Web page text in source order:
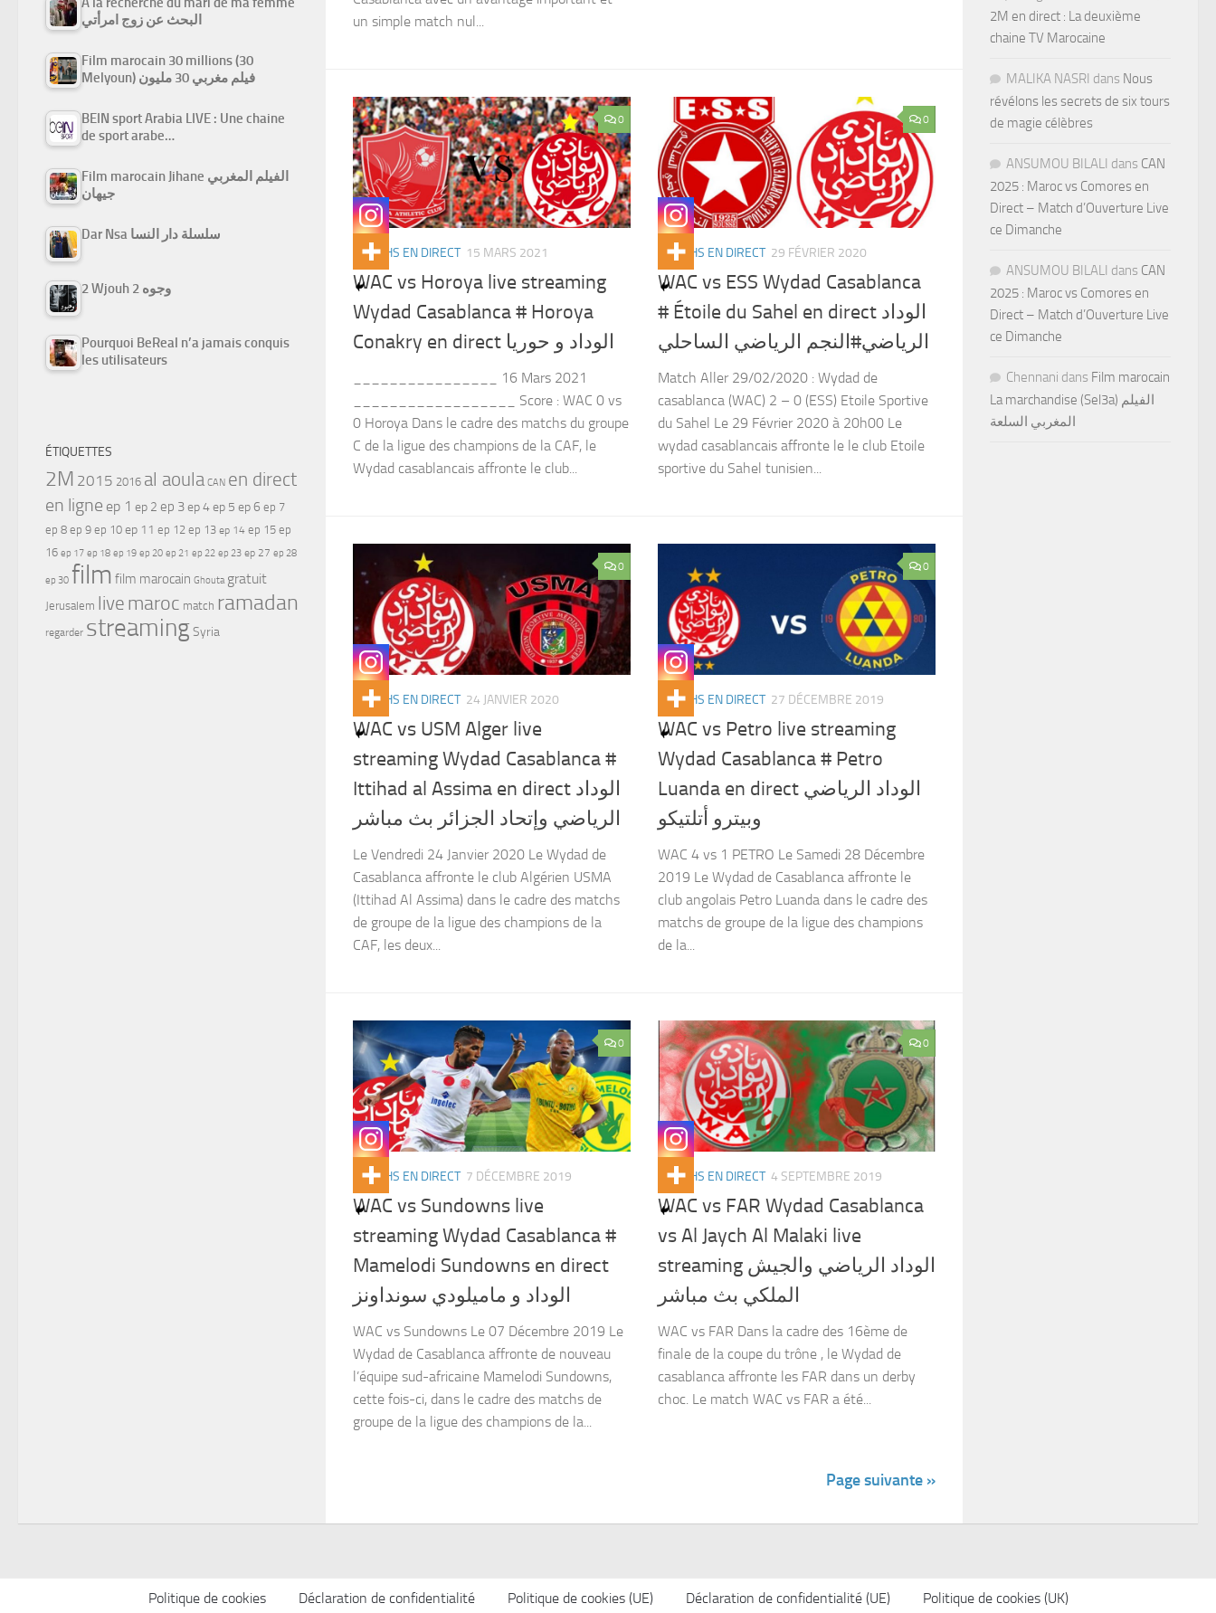
un simple match nul...
0
MATCHS EN DIRECT 15 MARS 2021
WAC vs Horoya live streaming
Wydad Casablanca # Horoya
Conakry en direct الوداد و حوريا
________________ 16 Mars 2021
__________________ Score : WAC 0 vs
0 Horoya Dans le cadre des matchs du groupe
C de la ligue des champions de la CAF, le
Wydad casablancais affronte le club...
0
MATCHS EN DIRECT 29 FÉVRIER 2020
WAC vs ESS Wydad Casablanca
# Étoile du Sahel en direct الوداد
الرياضي#النجم الرياضي الساحلي
Match Aller 29/02/2020 : Wydad de
casablanca (WAC) 2 – 0 (ESS) Etoile Sportive
du Sahel Le 29 Février 2020 à 20h00 Le
wydad casablancais affronte le le club Etoile
sportive du Sahel tunisien...
0
MATCHS EN DIRECT 24 JANVIER 2020
WAC vs USM Alger live
streaming Wydad Casablanca #
Ittihad al Assima en direct الوداد
الرياضي وإتحاد الجزائر بث مباشر
Le Vendredi 24 Janvier 2020 Le Wydad de
Casablanca affronte le club Algérien USMA
(Ittihad Al Assima) dans le cadre des matchs
de groupe de la ligue des champions de la
CAF, les deux...
0
MATCHS EN DIRECT 27 DÉCEMBRE 2019
WAC vs Petro live streaming
Wydad Casablanca # Petro
Luanda en direct الوداد الرياضي
وبيترو أتلتيكو
WAC 4 vs 1 PETRO Le Samedi 28 Décembre
2019 Le Wydad de Casablanca affronte le
club angolais Petro Luanda dans le cadre des
matchs de groupe de la ligue des champions
de la...
0
MATCHS EN DIRECT 7 DÉCEMBRE 2019
WAC vs Sundowns live
streaming Wydad Casablanca #
Mamelodi Sundowns en direct
الوداد و ماميلودي سونداونز
WAC vs Sundowns Le 07 Décembre 2019 Le
Wydad de Casablanca affronte de nouveau
l’équipe sud-africaine Mamelodi Sundowns,
cette fois-ci, dans le cadre des matchs de
groupe de la ligue des champions de la...
0
MATCHS EN DIRECT 4 SEPTEMBRE 2019
WAC vs FAR Wydad Casablanca
vs Al Jaych Al Malaki live
streaming الوداد الرياضي والجيش
الملكي بث مباشر
WAC vs FAR Dans la cadre des 16ème de
finale de la coupe du trône , le Wydad de
casablanca affronte les FAR dans un derby
choc. Le match WAC vs FAR a été...
Page suivante »
البحث عن زوج امرأتي
Film marocain 30 millions (30
Melyoun) فيلم مغربي 30 مليون
BEIN sport Arabia LIVE : Une chaine
de sport arabe…
Film marocain Jihane الفيلم المغربي
جيهان
Dar Nsa سلسلة دار النسا
2 Wjouh 2 وجوه
Pourquoi BeReal n’a jamais conquis
les utilisateurs
ÉTIQUETTES
2M 2015 2016 al aoula CAN en direct
en ligne ep 1 ep 2 ep 3ep 4ep 5 ep 6 ep 7
ep 8 ep 9 ep 10 ep 11 ep 12 ep 13 ep 14 ep 15 ep
16 ep 17 ep 18 ep 19 ep 20 ep 21 ep 22 ep 23 ep 27 ep 28
ep 30 film film marocain Ghouta gratuit
Jerusalem live maroc match ramadan
regarder streamingSyria
2M en direct : La deuxième
chaine TV Marocaine
MALIKA NASRI dans Nous
révélons les secrets de six tours
de magie célèbres
ANSUMOU BILALI dans CAN
2025 : Maroc vs Comores en
Direct – Match d’Ouverture Live
ce Dimanche
ANSUMOU BILALI dans CAN
2025 : Maroc vs Comores en
Direct – Match d’Ouverture Live
ce Dimanche
Chennani dans Film marocain
La marchandise (Sel3a) الفيلم
المغربي السلعة
Politique de cookies Déclaration de confidentialité Politique de cookies (UE) Déclaration de confidentialité (UE) Politique de cookies (UK)